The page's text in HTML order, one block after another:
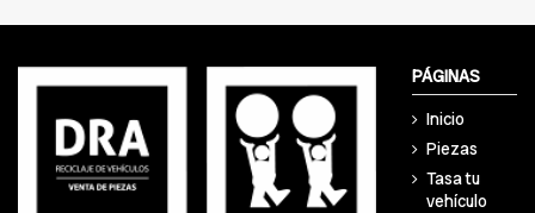
PÁGINAS
Inicio
Piezas
Tasa tu
vehículo